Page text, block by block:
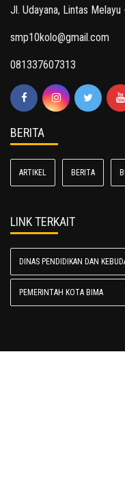
Jl. Udayana, Lintas
smp10kolo@gmail.com
081337607313
BERITA
ARTIKEL BERITA
LINK TERKAIT
DINAS PENDIDIKAN DAN
PEMERINTAH KOTA BIMA